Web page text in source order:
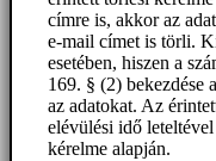
címre is, akkor az
e-mail címet is törli.
esetében, hiszen a
169. § (2) bekezdése
az adatokat. Az
elévülési idő
kérelme alapján.